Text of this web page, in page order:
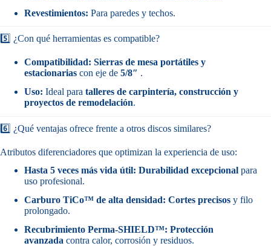
Revestimientos: Para paredes y techos.
5️⃣ ¿Con qué herramientas es compatible?
Compatibilidad: Sierras de mesa portátiles y
estacionarias con eje de 5/8″ .
Uso: Ideal para talleres de carpintería, construcción y
proyectos de remodelación.
6️⃣ ¿Qué ventajas ofrece frente a otros discos similares?
Atributos diferenciadores que optimizan la experiencia de uso:
Hasta 5 veces más vida útil: Durabilidad excepcional para
uso profesional.
Carburo TiCo™ de alta densidad: Cortes precisos y filo
prolongado.
Recubrimiento Perma-SHIELD™: Protección
avanzada contra calor, corrosión y residuos.